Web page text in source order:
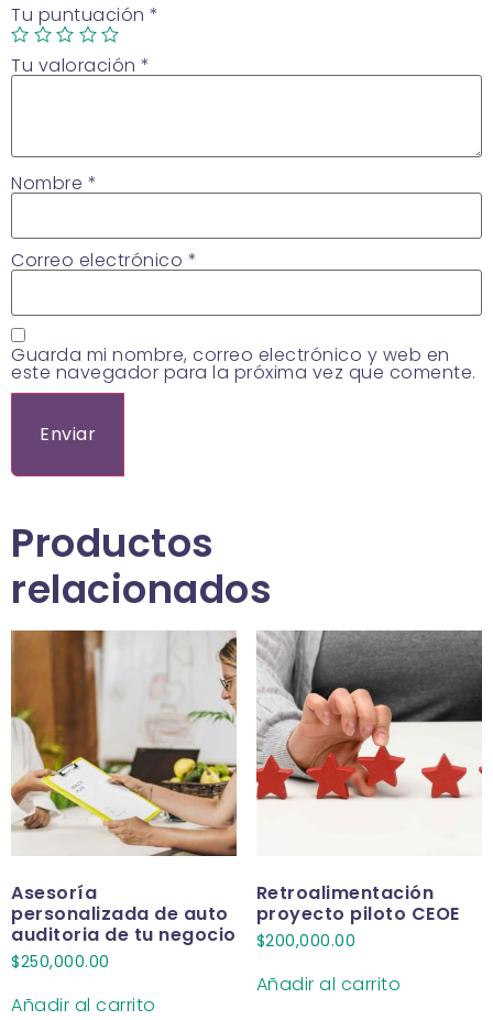
Tu puntuación *
Tu valoración *
Nombre *
Correo electrónico *
Guarda mi nombre, correo electrónico y web en
este navegador para la próxima vez que comente.
Productos
relacionados
Asesoría
personalizada de auto
auditoria de tu negocio
$250,000.00
Añadir al carrito
Retroalimentación
proyecto piloto CEOE
$200,000.00
Añadir al carrito